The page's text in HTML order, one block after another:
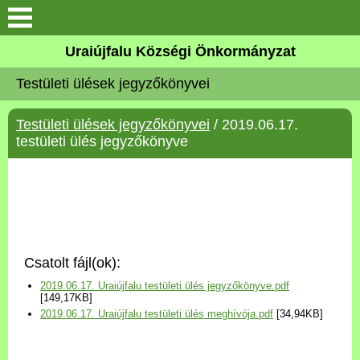
Köszöntő
Elérhetőségek
Uraiújfalu
Választási információk
Versenyképes Járások
Uraiújfalu Községi Önkormányzat
Testületi ülések jegyzőkönyvei
Testületi ülések jegyzőkönyvei / 2019.06.17.
testületi ülés jegyzőkönyve
Csatolt fájl(ok):
2019.06.17. Uraiújfalu testületi ülés jegyzőkönyve.pdf
[149,17KB]
2019.06.17. Uraiújfalu testületi ülés meghívója.pdf [34,94KB]